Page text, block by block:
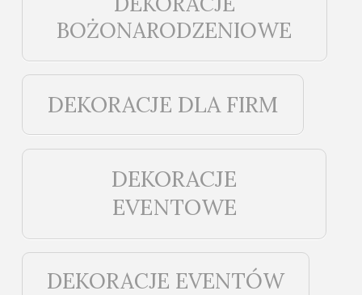
BOŻONARODZENIOWE
DEKORACJE DLA FIRM
DEKORACJE
EVENTOWE
DEKORACJE EVENTÓW